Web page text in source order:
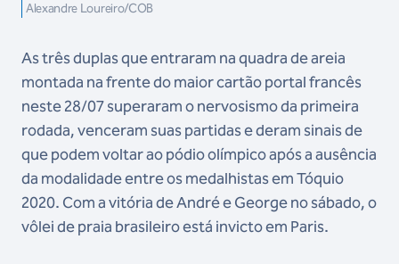
Alexandre Loureiro/COB
As três duplas que entraram na quadra de areia
montada na frente do maior cartão portal francês
neste 28/07 superaram o nervosismo da primeira
rodada, venceram suas partidas e deram sinais de
que podem voltar ao pódio olímpico após a ausência
da modalidade entre os medalhistas em Tóquio
2020. Com a vitória de André e George no sábado, o
vôlei de praia brasileiro está invicto em Paris.